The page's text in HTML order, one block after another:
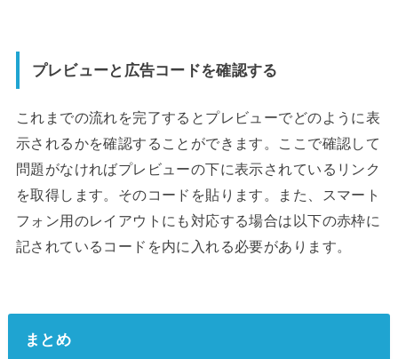
プレビューと広告コードを確認する
これまでの流れを完了するとプレビューでどのように表
示されるかを確認することができます。ここで確認して
問題がなければプレビューの下に表示されているリンク
を取得します。そのコードを貼ります。また、スマート
フォン用のレイアウトにも対応する場合は以下の赤枠に
記されているコードを内に入れる必要があります。
まとめ